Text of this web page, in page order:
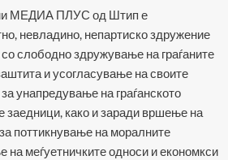
МЕДИА ПЛУС од Штип е
невладино, непартиско здружение
слободно здружување на граѓаните
и усогласување на своите
унапредување на граѓанското
заедници, како и заради вршење на
поттикнување на моралните
на меѓуетничките односи и економкси